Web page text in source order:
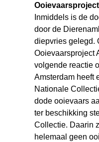
Ooievaarsproject
Inmiddels is de
door de
diepvries gelegd.
Ooievaarsproject
volgende reactie
Amsterdam heeft
Nationale
dode ooievaars
ter beschikking
Collectie. Daarin
helemaal geen